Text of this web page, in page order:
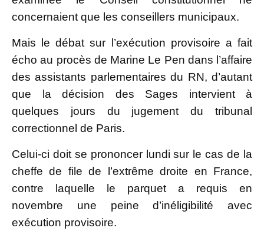
concernaient que les conseillers municipaux.
Mais le débat sur l’exécution provisoire a fait
écho au procès de Marine Le Pen dans l’affaire
des assistants parlementaires du RN, d’autant
que la décision des Sages intervient à
quelques jours du jugement du tribunal
correctionnel de Paris.
Celui-ci doit se prononcer lundi sur le cas de la
cheffe de file de l’extrême droite en France,
contre laquelle le parquet a requis en
novembre une peine d’inéligibilité avec
exécution provisoire.